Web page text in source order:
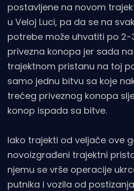
postavljene na novom
u Veloj Luci, pa da se na
potrebe može uhvatiti po 2-
privezna konopa jer sada
trajektnom pristanu na toj
samo jednu bitvu sa koje
trećeg priveznog konopa
konop ispada sa bitve.
Iako trajekti od veljače ove
novoizgrađeni trajektni
njemu se vrše operacije
putnika i vozila od